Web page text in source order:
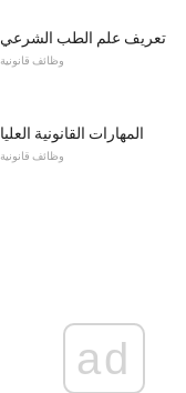
تعريف علم الطب الشرعي
وظائف قانونية
المهارات القانونية العليا
وظائف قانونية
ad